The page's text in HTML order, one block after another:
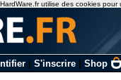
| S'inscrire| Shop
HardWare.fr utilise des cookies